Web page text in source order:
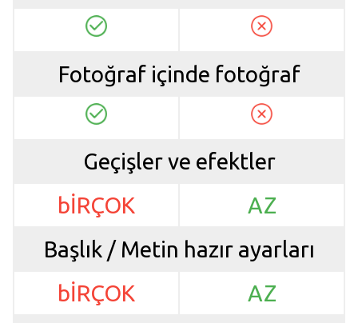
Fotoğraf içinde fotoğraf
Geçişler ve efektler
bİRÇOK
AZ
Başlık / Metin hazır ayarları
bİRÇOK
AZ